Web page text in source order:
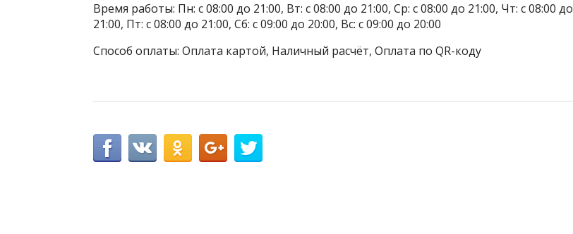
Время работы: Пн: с 08:00 до 21:00, Вт: с 08:00 до 21:00, Ср: с 08:00 до 21:00, Чт: с 08:00 до
21:00, Пт: с 08:00 до 21:00, Сб: с 09:00 до 20:00, Вс: с 09:00 до 20:00
Способ оплаты: Оплата картой, Наличный расчёт, Оплата по QR-коду